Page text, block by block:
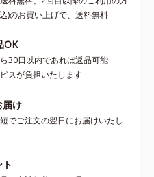
)のお買い上げで、送料無料
OK
30日以内であれば返品可能
スが負担いたします
届け
でご注文の翌日にお届けいたし